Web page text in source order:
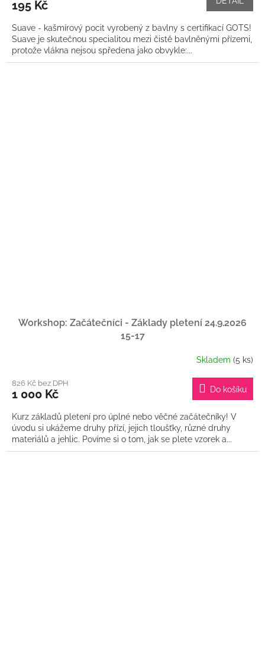
195 Kč
Suave - kašmírový pocit vyrobený z bavlny s certifikací GOTS!
Suave je skutečnou specialitou mezi čistě bavlněnými přízemi,
protože vlákna nejsou spředena jako obvykle:...
Workshop: Začátečníci - Základy pletení 24.9.2026
15-17
Skladem (5 ks)
826 Kč bez DPH
1 000 Kč Do košíku
Kurz základů pletení pro úplné nebo věčné začátečníky! V
úvodu si ukážeme druhy přízí, jejich tloušťky, různé druhy
materiálů a jehlic. Povíme si o tom, jak se plete vzorek a...